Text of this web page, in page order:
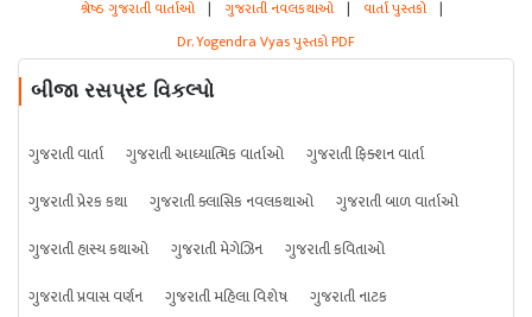
શ્રેષ્ઠ ગુજરાતી વાર્તાઓ | ગુજરાતી નવલકથાઓ | વાર્તા પુસ્તકો |
Dr. Yogendra Vyas પુસ્તકો PDF
બીજા રસપ્રદ વિકલ્પો
ગુજરાતી વાર્તા ગુજરાતી આધ્યાત્મિક વાર્તાઓ
ગુજરાતી ફિક્શન વાર્તા
ગુજરાતી પ્રેરક કથા
ગુજરાતી ક્લાસિક નવલકથાઓ
ગુજરાતી બાળ વાર્તાઓ
ગુજરાતી હાસ્ય કથાઓ
ગુજરાતી મેગેઝિન
ગુજરાતી કવિતાઓ
ગુજરાતી પ્રવાસ વર્ણન
ગુજરાતી મહિલા વિશેષ
ગુજરાતી નાટક